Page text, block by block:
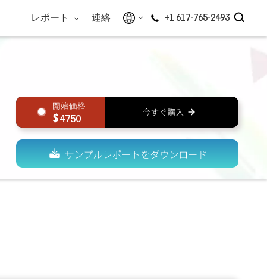
レポート 連絡 +1 617-765-2493
4750